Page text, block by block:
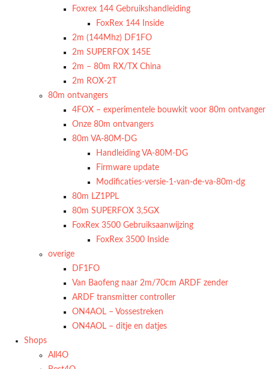
Foxrex 144 Gebruikshandleiding
FoxRex 144 Inside
2m (144Mhz) DF1FO
2m SUPERFOX 145E
2m – 80m RX/TX China
2m ROX-2T
80m ontvangers
4FOX – experimentele bouwkit voor 80m ontvanger
Onze 80m ontvangers
80m VA-80M-DG
Handleiding VA-80M-DG
Firmware update
Modificaties-versie-1-van-de-va-80m-dg
80m LZ1PPL
80m SUPERFOX 3,5GX
FoxRex 3500 Gebruiksaanwijzing
FoxRex 3500 Inside
overige
DF1FO
Van Baofeng naar 2m/70cm ARDF zender
ARDF transmitter controller
ON4AOL – Vossestreken
ON4AOL – ditje en datjes
Shops
All4O